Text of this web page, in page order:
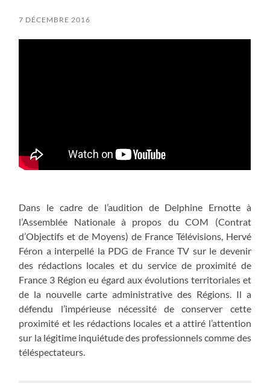
7 DÉCEMBRE 2016
Dans le cadre de l’audition de Delphine Ernotte à
l’Assemblée Nationale à propos du COM (Contrat
d’Objectifs et de Moyens) de France Télévisions, Hervé
Féron a interpellé la PDG de France TV sur le devenir
des rédactions locales et du service de proximité de
France 3 Région eu égard aux évolutions territoriales et
de la nouvelle carte administrative des Régions. Il a
défendu l’impérieuse nécessité de conserver cette
proximité et les rédactions locales et a attiré l’attention
sur la légitime inquiétude des professionnels comme des
téléspectateurs.